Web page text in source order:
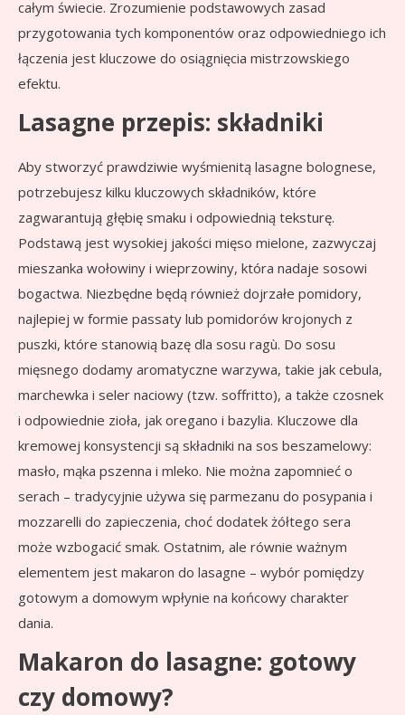
całym świecie. Zrozumienie podstawowych zasad
przygotowania tych komponentów oraz odpowiedniego ich
łączenia jest kluczowe do osiągnięcia mistrzowskiego
efektu.
Lasagne przepis: składniki
Aby stworzyć prawdziwie wyśmienitą lasagne bolognese,
potrzebujesz kilku kluczowych składników, które
zagwarantują głębię smaku i odpowiednią teksturę.
Podstawą jest wysokiej jakości mięso mielone, zazwyczaj
mieszanka wołowiny i wieprzowiny, która nadaje sosowi
bogactwa. Niezbędne będą również dojrzałe pomidory,
najlepiej w formie passaty lub pomidorów krojonych z
puszki, które stanowią bazę dla sosu ragù. Do sosu
mięsnego dodamy aromatyczne warzywa, takie jak cebula,
marchewka i seler naciowy (tzw. soffritto), a także czosnek
i odpowiednie zioła, jak oregano i bazylia. Kluczowe dla
kremowej konsystencji są składniki na sos beszamelowy:
masło, mąka pszenna i mleko. Nie można zapomnieć o
serach – tradycyjnie używa się parmezanu do posypania i
mozzarelli do zapieczenia, choć dodatek żółtego sera
może wzbogacić smak. Ostatnim, ale równie ważnym
elementem jest makaron do lasagne – wybór pomiędzy
gotowym a domowym wpłynie na końcowy charakter
dania.
Makaron do lasagne: gotowy
czy domowy?